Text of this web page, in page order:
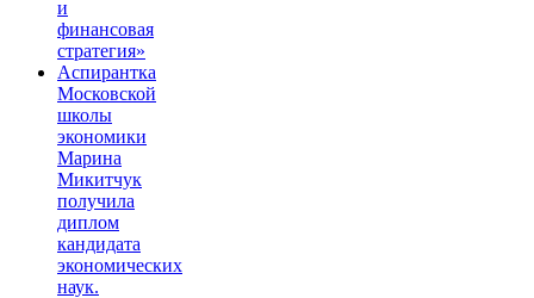
и
финансовая
стратегия»
Аспирантка
Московской
школы
экономики
Марина
Микитчук
получила
диплом
кандидата
экономических
наук.